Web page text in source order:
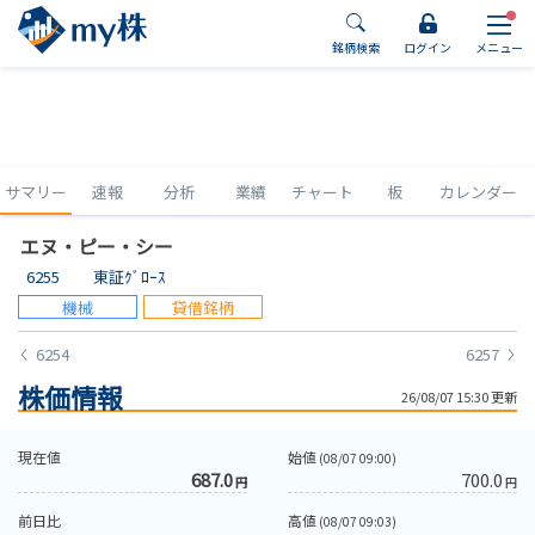
銘柄検索 ログイン メニュー
サマリー 速報 分析 業績 チャート 板 カレンダー
エヌ・ピー・シー
6255
東証ｸﾞﾛｰｽ
機械
貸借銘柄
6254 6257
株価情報 26/08/07 15:30 更新
現在値
687.0円
始値(08/07 09:00)
700.0 円
前日比 高値(08/07 09:03)